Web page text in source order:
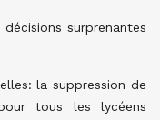
surprenantes
la suppression de
tous les lycéens